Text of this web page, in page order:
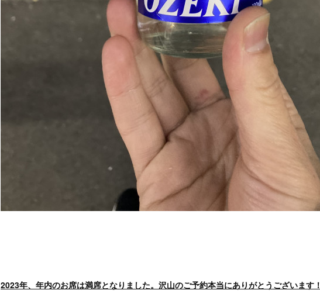
2023年、年内のお席は満席となりました。沢山のご予約本当にありがとうございます！